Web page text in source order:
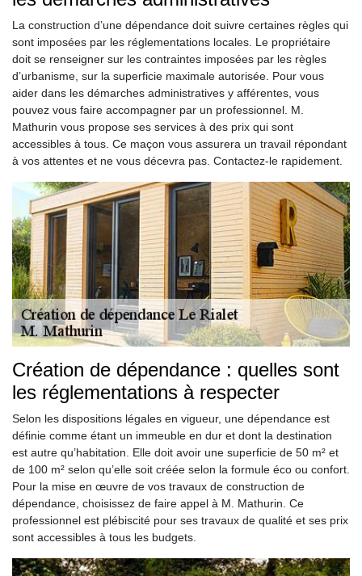
La construction d’une dépendance doit suivre certaines règles qui
sont imposées par les réglementations locales. Le propriétaire
doit se renseigner sur les contraintes imposées par les règles
d’urbanisme, sur la superficie maximale autorisée. Pour vous
aider dans les démarches administratives y afférentes, vous
pouvez vous faire accompagner par un professionnel. M.
Mathurin vous propose ses services à des prix qui sont
accessibles à tous. Ce maçon vous assurera un travail répondant
à vos attentes et ne vous décevra pas. Contactez-le rapidement.
Création de dépendance : quelles sont
les réglementations à respecter
Selon les dispositions légales en vigueur, une dépendance est
définie comme étant un immeuble en dur et dont la destination
est autre qu’habitation. Elle doit avoir une superficie de 50 m² et
de 100 m² selon qu’elle soit créée selon la formule éco ou confort.
Pour la mise en œuvre de vos travaux de construction de
dépendance, choisissez de faire appel à M. Mathurin. Ce
professionnel est plébiscité pour ses travaux de qualité et ses prix
sont accessibles à tous les budgets.